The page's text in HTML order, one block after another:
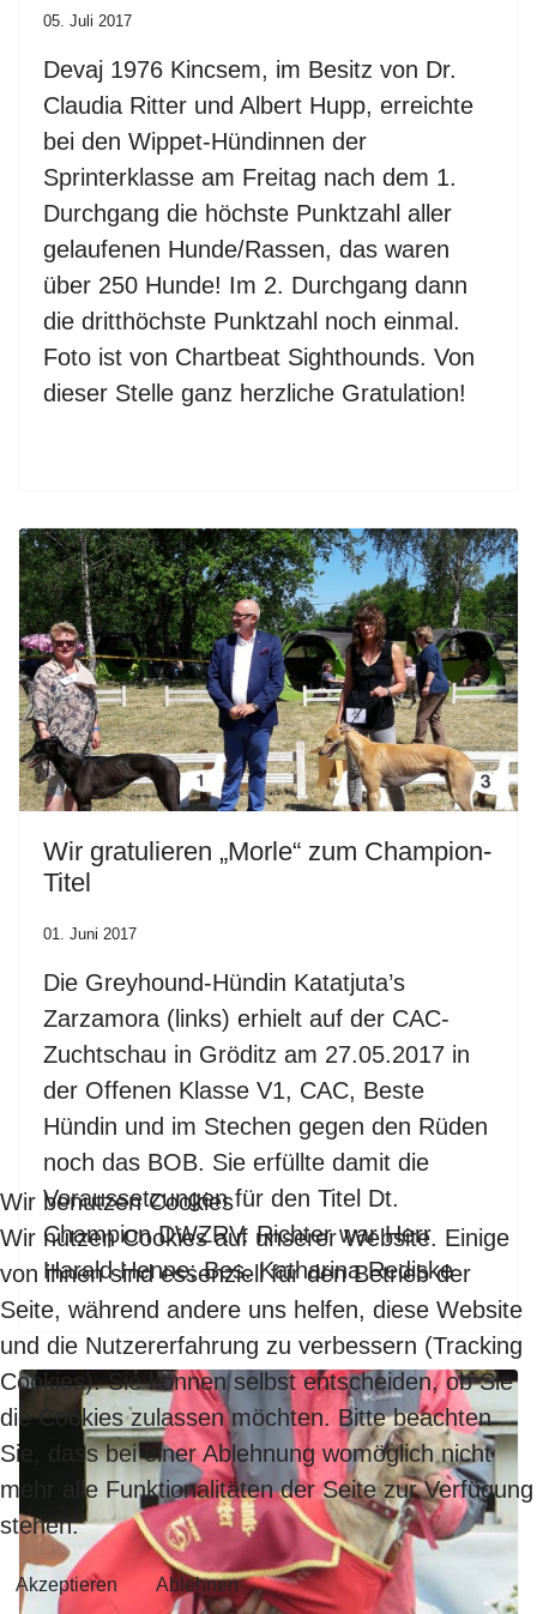
05. Juli 2017
Devaj 1976 Kincsem, im Besitz von Dr.
Claudia Ritter und Albert Hupp, erreichte
bei den Wippet-Hündinnen der
Sprinterklasse am Freitag nach dem 1.
Durchgang die höchste Punktzahl aller
gelaufenen Hunde/Rassen, das waren
über 250 Hunde! Im 2. Durchgang dann
die dritthöchste Punktzahl noch einmal.
Foto ist von Chartbeat Sighthounds. Von
dieser Stelle ganz herzliche Gratulation!
Wir gratulieren „Morle“ zum Champion-
Titel
01. Juni 2017
Die Greyhound-Hündin Katatjuta’s
Zarzamora (links) erhielt auf der CAC-
Zuchtschau in Gröditz am 27.05.2017 in
der Offenen Klasse V1, CAC, Beste
Hündin und im Stechen gegen den Rüden
noch das BOB. Sie erfüllte damit die
Voraussetzungen für den Titel Dt.
Champion DWZRV. Richter war Herr
Harald Henne; Bes. Katharina Rediske
Wir benutzen Cookies
Wir nutzen Cookies auf unserer Website. Einige
von ihnen sind essenziell für den Betrieb der
Seite, während andere uns helfen, diese Website
und die Nutzererfahrung zu verbessern (Tracking
Cookies). Sie können selbst entscheiden, ob Sie
die Cookies zulassen möchten. Bitte beachten
Sie, dass bei einer Ablehnung womöglich nicht
mehr alle Funktionalitäten der Seite zur Verfügung
stehen.
Akzeptieren Ablehnen